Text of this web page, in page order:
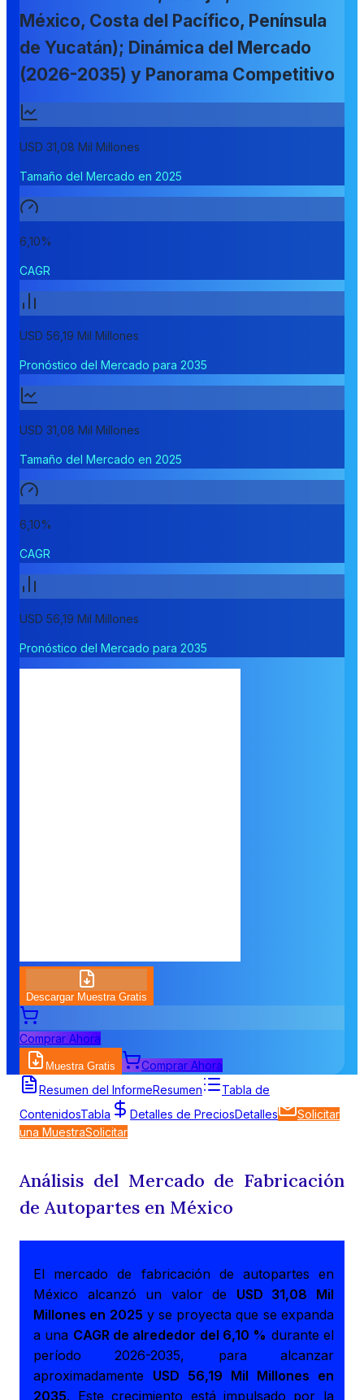
México, Costa del Pacífico, Península
de Yucatán); Dinámica del Mercado
(2026-2035) y Panorama Competitivo
USD 31,08 Mil Millones
Tamaño del Mercado en 2025
6,10%
CAGR
USD 56,19 Mil Millones
Pronóstico del Mercado para 2035
USD 31,08 Mil Millones
Tamaño del Mercado en 2025
6,10%
CAGR
USD 56,19 Mil Millones
Pronóstico del Mercado para 2035
Descargar Muestra Gratis
Comprar Ahora
Muestra Gratis
Comprar Ahora
Resumen del InformeResumen
Tabla de
ContenidosTabla Detalles de PreciosDetalles
Solicitar
una MuestraSolicitar
Análisis del Mercado de Fabricación
de Autopartes en México
El mercado de fabricación de autopartes en
México alcanzó un valor de USD 31,08 Mil
Millones en 2025 y se proyecta que se expanda
a una CAGR de alrededor del 6,10 % durante el
período 2026-2035, para alcanzar
aproximadamente USD 56,19 Mil Millones en
2035. Este crecimiento está impulsado por la